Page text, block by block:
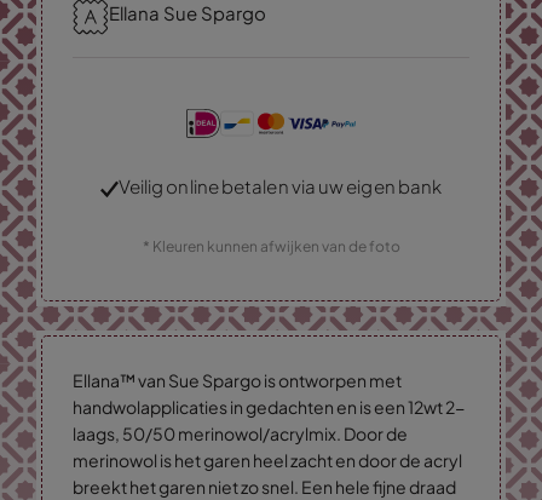
Ellana Sue Spargo
Veilig online betalen via uw eigen bank
* Kleuren kunnen afwijken van de foto
Ellana™ van Sue Spargo is ontworpen met
handwolapplicaties in gedachten en is een 12wt 2-
laags, 50/50 merinowol/acrylmix. Door de
merinowol is het garen heel zacht en door de acryl
breekt het garen niet zo snel. Een hele fijne draad